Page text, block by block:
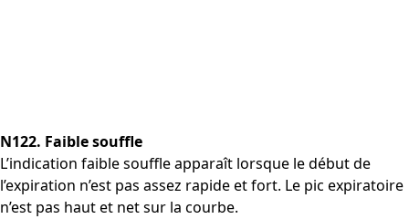
N122. Faible souffle
L’indication faible souffle apparaît lorsque le début de
l’expiration n’est pas assez rapide et fort. Le pic expiratoire
n’est pas haut et net sur la courbe.